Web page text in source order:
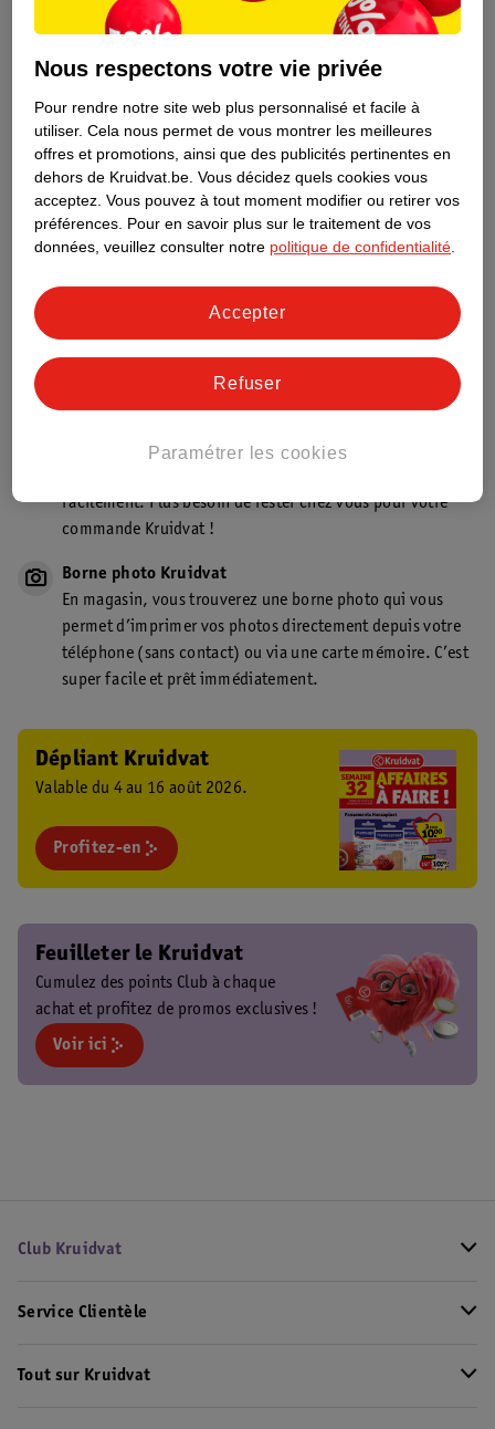
Découvrez dès maintenant l’impact
de marque Kruidvat préférés !
Aussi dans ce magasin
Point de retrait Kruidvat.be
facilement. Plus besoin de rester chez vous pour votre
commande Kruidvat !
Borne photo Kruidvat
En magasin, vous trouverez une borne photo qui vous
permet d’imprimer vos photos directement depuis votre
téléphone (sans contact) ou via une carte mémoire. C’est
super facile et prêt immédiatement.
Dépliant Kruidvat
Valable du 4 au 16 août 2026.
Profitez-en
Feuilleter le Kruidvat
Cumulez des points Club à chaque
achat et profitez de promos exclusives !
Voir ici
Club Kruidvat
Service Clientèle
Tout sur Kruidvat
Nous respectons votre vie privée
Pour rendre notre site web plus personnalisé et facile à
utiliser. Cela nous permet de vous montrer les meilleures
offres et promotions, ainsi que des publicités pertinentes en
dehors de Kruidvat.be. Vous décidez quels cookies vous
acceptez. Vous pouvez à tout moment modifier ou retirer vos
préférences. Pour en savoir plus sur le traitement de vos
données, veuillez consulter notre politique de confidentialité.
Paramétrer les cookies
Refuser
Accepter